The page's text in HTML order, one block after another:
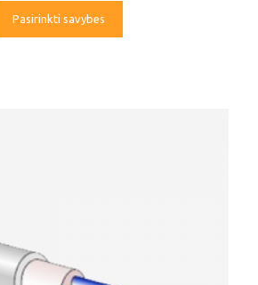
Pasirinkti savybes